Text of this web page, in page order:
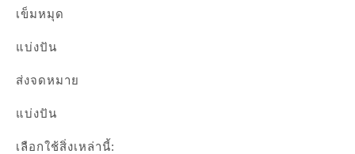
เข็มหมุด
แบ่งปัน
ส่งจดหมาย
แบ่งปัน
เลือกใช้สิ่งเหล่านี้: